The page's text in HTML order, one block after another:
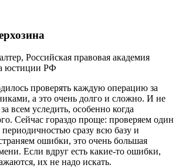
Российская правовая академия
юстиции РФ
проверять каждую операцию за
а это очень долго и сложно. И не
всем уследить, особенно когда
Сейчас гораздо проще: проверяем один
периодичностью сразу всю базу и
ошибки, это очень большая
Если вдруг есть какие-то ошибки,
их не надо искать.